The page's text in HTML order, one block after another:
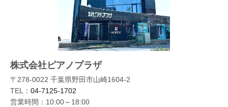
株式会社ピアノプラザ
〒278-0022 千葉県野田市山崎1604-2
TEL： 04-7125-1702
営業時間：10:00～18:00